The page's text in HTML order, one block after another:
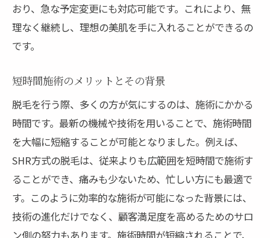
おり、急な予定変更にも対応可能です。これにより、無
理なく継続し、理想の美肌を手に入れることができるの
です。
短時間施術のメリットとその背景
脱毛を行う際、多くの方が気にするのは、施術にかかる
時間です。最新の機械や技術を用いることで、施術時間
を大幅に短縮することが可能となりました。例えば、
SHR方式の脱毛は、従来よりも広範囲を短時間で施術す
ることができ、痛みも少ないため、忙しい方にも最適で
す。このように効率的な施術が可能になった背景には、
技術の進化だけでなく、顧客満足度を高めるためのサロ
ン側の努力もあります。施術時間が短縮されることで、